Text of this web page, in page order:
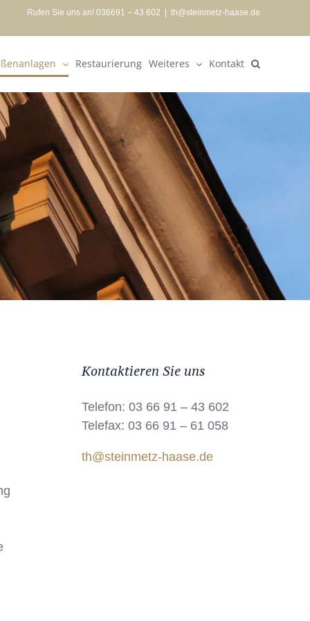
Rufen Sie uns an! 036691 – 43 602 th@steinmetz-haase.de
Restaurierung Weiteres Kontakt
Kontaktieren Sie uns
Telefon: 03 66 91 – 43 602
Telefax: 03 66 91 – 61 058
th@steinmetz-haase.de